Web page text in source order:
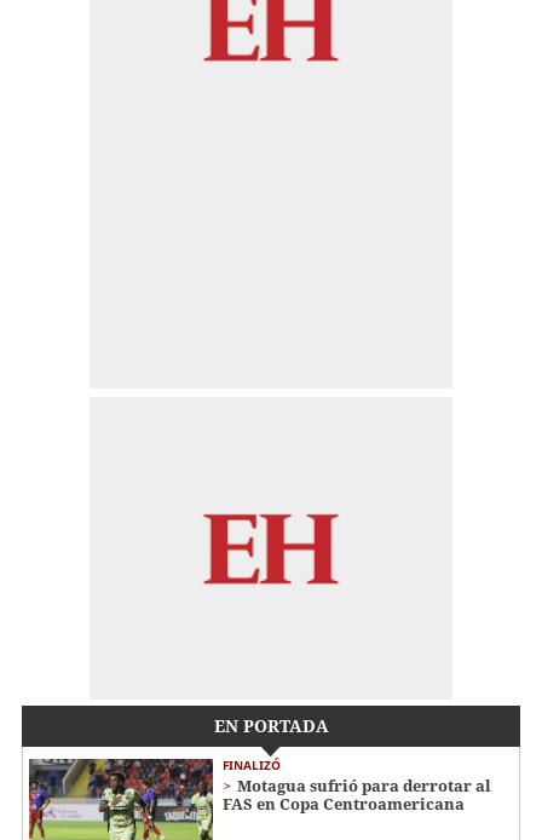
EN PORTADA
FINALIZÓ
Motagua sufrió para derrotar al
FAS en Copa Centroamericana